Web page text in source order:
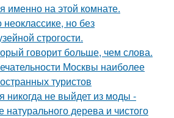
именно на этой комнате.
но без
строгости.
говорит больше, чем слова.
Москвы наиболее
туристов
никогда не выйдет из моды -
натурального дерева и чистого